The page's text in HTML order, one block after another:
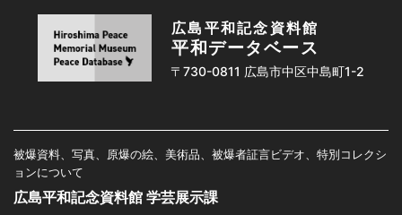
広島平和記念資料館
平和データベース
〒730-0811 広島市中区中島町1-2
被爆資料、写真、原爆の絵、美術品、被爆者証言ビデオ、特別コレクシ
ョンについて
広島平和記念資料館 学芸展示課